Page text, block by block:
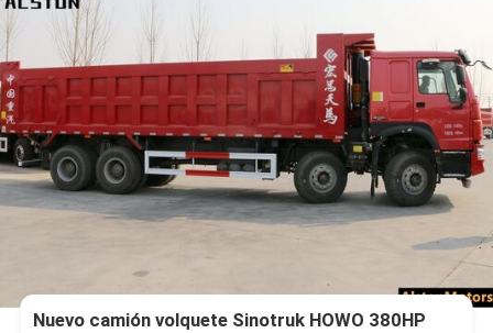
Nuevo camión volquete Sinotruk HOWO 380HP